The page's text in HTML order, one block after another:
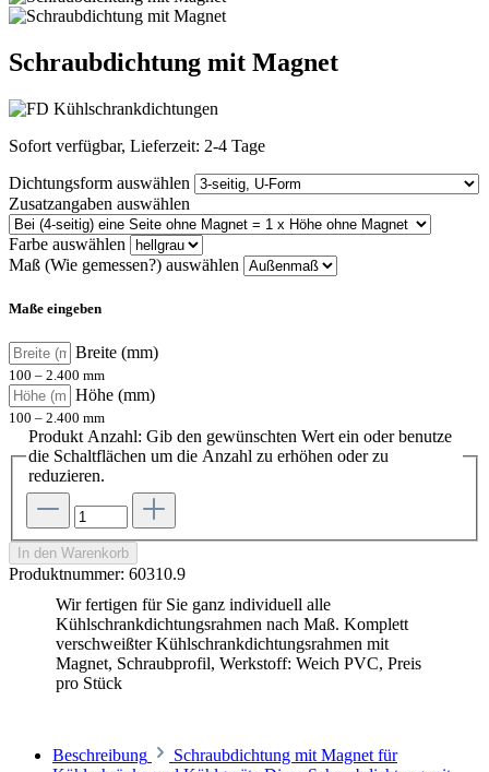
Schraubdichtung mit Magnet
Sofort verfügbar, Lieferzeit: 2-4 Tage
Dichtungsform auswählen
Zusatzangaben auswählen
Farbe auswählen
Maß (Wie gemessen?) auswählen
Maße eingeben
Breite (mm)
100 – 2.400 mm
Höhe (mm)
100 – 2.400 mm
Produkt Anzahl: Gib den gewünschten Wert ein oder benutze
die Schaltflächen um die Anzahl zu erhöhen oder zu
reduzieren.
In den Warenkorb
Produktnummer: 60310.9
Wir fertigen für Sie ganz individuell alle
Kühlschrankdichtungsrahmen nach Maß. Komplett
verschweißter Kühlschrankdichtungsrahmen mit
Magnet, Schraubprofil, Werkstoff: Weich PVC, Preis
pro Stück
Beschreibung
Schraubdichtung mit Magnet für